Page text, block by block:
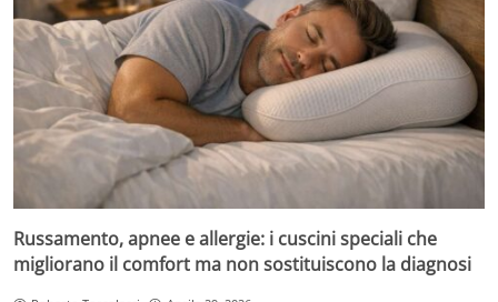
Russamento, apnee e allergie: i cuscini speciali che
migliorano il comfort ma non sostituiscono la diagnosi